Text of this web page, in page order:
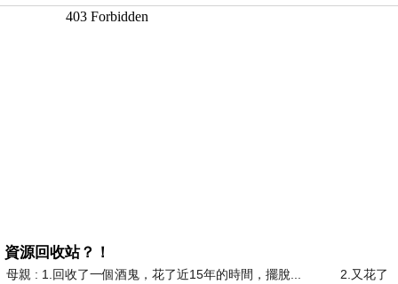
資源回收站？！
母親 : 1.回收了一個酒鬼，花了近15年的時間，擺脫... 2.又花了